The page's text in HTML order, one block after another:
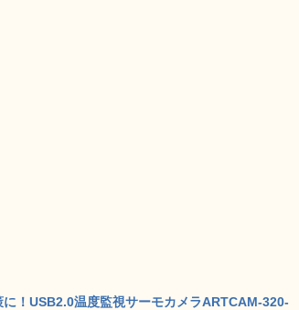
！USB2.0温度監視サーモカメラARTCAM-320-